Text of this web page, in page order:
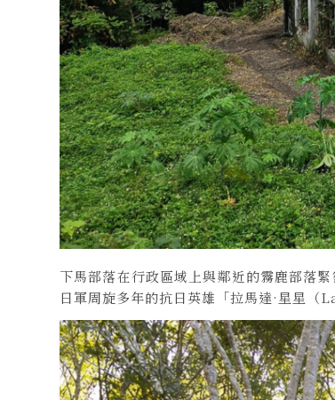
下馬部落在行政區域上與鄰近的霧鹿部落
日軍周旋多年的抗日英雄「拉馬達·星星